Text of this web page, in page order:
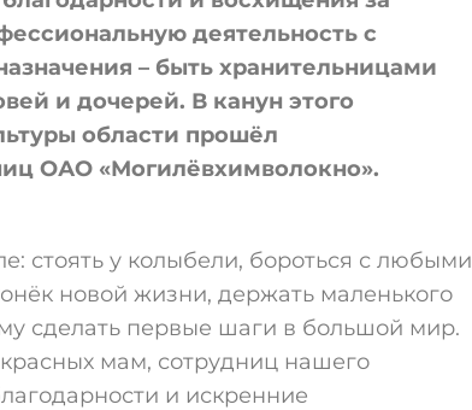
деятельность с
– быть хранительницами
и дочерей. В канун этого
области прошёл
ОАО «Могилёвхимволокно».
стоять у колыбели, бороться с любыми
новой жизни, держать маленького
сделать первые шаги в большой мир.
мам, сотрудниц нашего
и искренние